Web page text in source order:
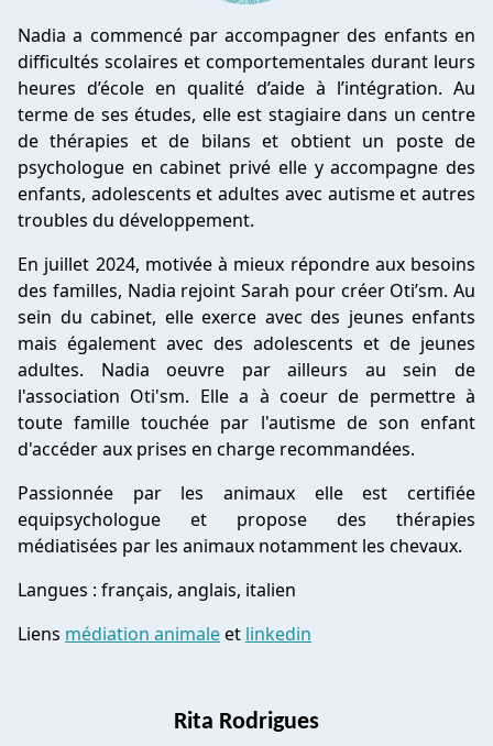
Nadia a commencé par accompagner des enfants en
difficultés scolaires et comportementales durant leurs
heures d’école en qualité d’aide à l’intégration. Au
terme de ses études, elle est stagiaire dans un centre
de thérapies et de bilans et obtient un poste de
psychologue en cabinet privé elle y accompagne des
enfants, adolescents et adultes avec autisme et autres
troubles du développement.
En juillet 2024, motivée à mieux répondre aux besoins
des familles, Nadia rejoint Sarah pour créer Oti’sm. Au
sein du cabinet, elle exerce avec des jeunes enfants
mais également avec des adolescents et de jeunes
adultes. Nadia oeuvre par ailleurs au sein de
l'association Oti'sm. Elle a à coeur de permettre à
toute famille touchée par l'autisme de son enfant
d'accéder aux prises en charge recommandées.
Passionnée par les animaux elle est certifiée
equipsychologue et propose des thérapies
médiatisées par les animaux notamment les chevaux.
Langues : français, anglais, italien
Liens médiation animaleet linkedin
Rita Rodrigues